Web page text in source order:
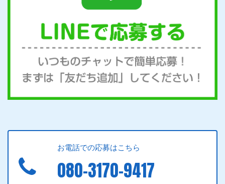
お電話での応募はこちら
080-3170-9417